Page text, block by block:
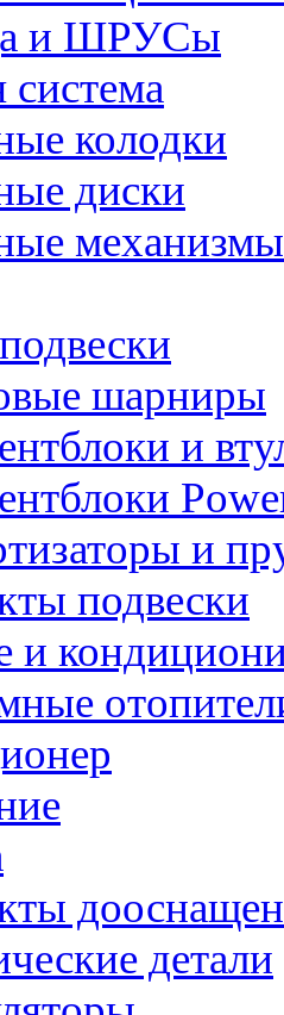
и ШРУСы
система
колодки
диски
механизмы
шарниры
и
и
подвески
и
детали